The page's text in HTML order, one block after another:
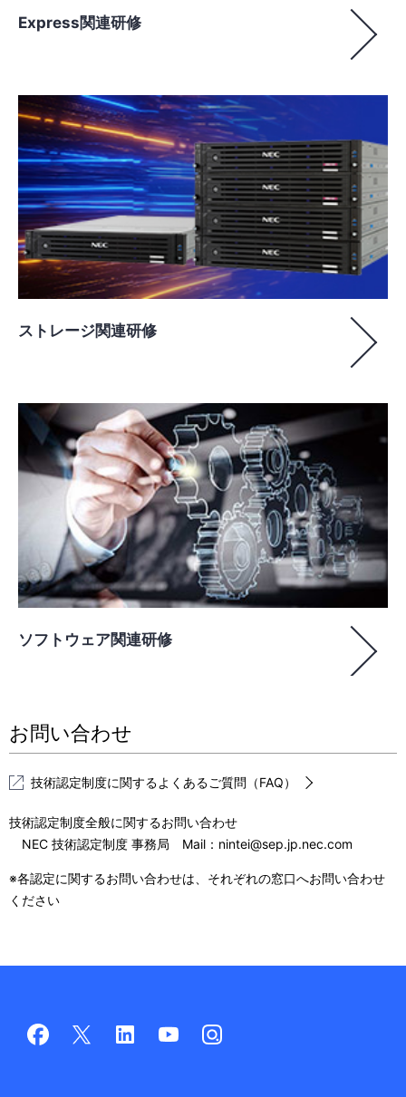
Express関連研修
ストレージ関連研修
ソフトウェア関連研修
お問い合わせ
技術認定制度に関するよくあるご質問（FAQ）
技術認定制度全般に関するお問い合わせ
NEC 技術認定制度 事務局 Mail：nintei@sep.jp.nec.com
※各認定に関するお問い合わせは、それぞれの窓口へお問い合わせ
ください